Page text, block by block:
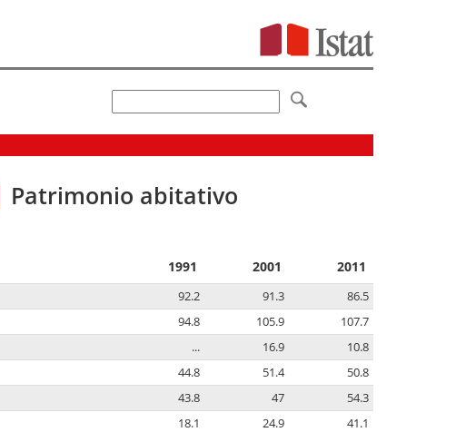
Patrimonio abitativo
1991 2001 2011
92.2 91.3
86.5
94.8 105.9
107.7
... 16.9
10.8
44.8 51.4
50.8
43.8 47
54.3
18.1 24.9
41.1